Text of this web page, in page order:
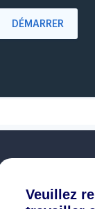
DÉMARRER